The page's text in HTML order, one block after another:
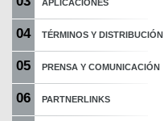
APLICACIONES
04 TÉRMINOS Y DISTRIBUCIÓN
05 PRENSA Y COMUNICACIÓN
06 PARTNERLINKS